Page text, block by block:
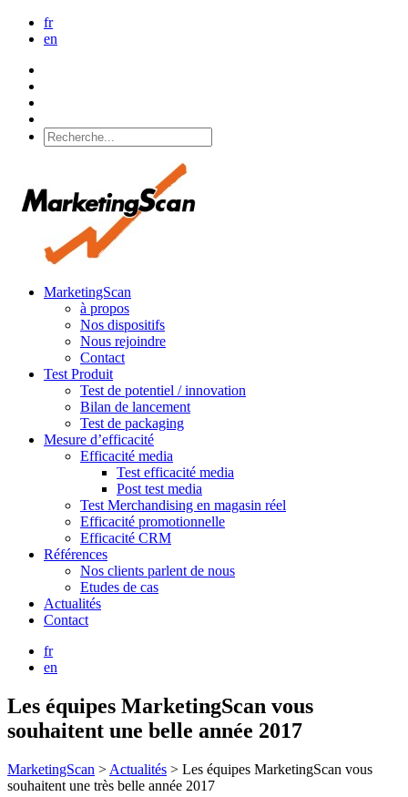
fr
en
MarketingScan
à propos
Nos dispositifs
Nous rejoindre
Contact
Test Produit
Test de potentiel / innovation
Bilan de lancement
Test de packaging
Mesure d’efficacité
Efficacité media
Test efficacité media
Post test media
Test Merchandising en magasin réel
Efficacité promotionnelle
Efficacité CRM
Références
Nos clients parlent de nous
Etudes de cas
Actualités
Contact
fr
en
Les équipes MarketingScan vous
souhaitent une belle année 2017
MarketingScan > Actualités > Les équipes MarketingScan vous
souhaitent une très belle année 2017